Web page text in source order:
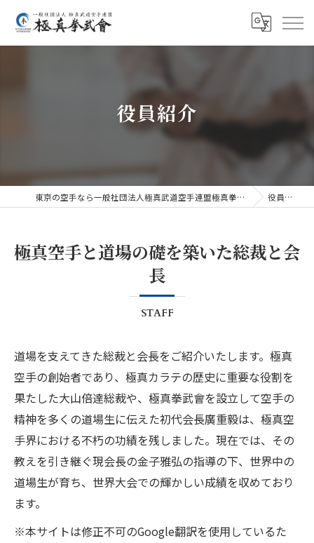
役員紹介
東京の空手なら一般社団法人極真武道空手連盟極真拳武會 役員紹介
極真空手と道場の礎を築いた総裁と会
長
STAFF
道場を支えてきた総裁と会長をご紹介いたします。極真
空手の創始者であり、極真カラテの歴史に重要な役割を
果たした大山倍達総裁や、極真拳武會を設立して空手の
精神を多くの道場生に伝えた初代会長廣重毅は、極真空
手界における不朽の功績を残しました。現在では、その
教えを引き継ぐ現会長の金子雅弘の指導の下、世界中の
道場生が育ち、世界大会での輝かしい成績を収めており
ます。
※本サイトは修正不可のGoogle翻訳を使用しているた